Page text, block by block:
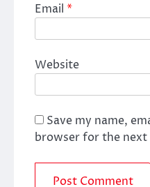
Email *
Website
Save my name,
browser for the